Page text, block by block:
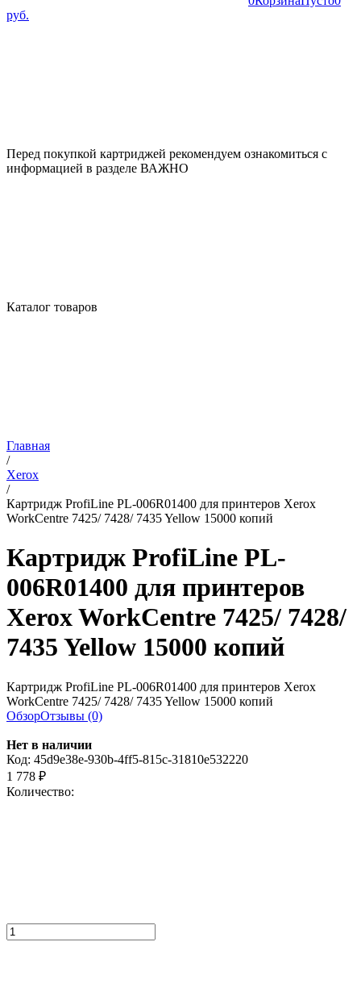
руб.
Перед покупкой картриджей рекомендуем ознакомиться с
информацией в разделе ВАЖНО
Каталог товаров
Главная
/
Xerox
/
Картридж ProfiLine PL-006R01400 для принтеров Xerox
WorkCentre 7425/ 7428/ 7435 Yellow 15000 копий
Картридж ProfiLine PL-
006R01400 для принтеров
Xerox WorkCentre 7425/ 7428/
7435 Yellow 15000 копий
Картридж ProfiLine PL-006R01400 для принтеров Xerox
WorkCentre 7425/ 7428/ 7435 Yellow 15000 копий
ОбзорОтзывы (0)
Нет в наличии
Код: 45d9e38e-930b-4ff5-815c-31810e532220
1 778 ₽
Количество: